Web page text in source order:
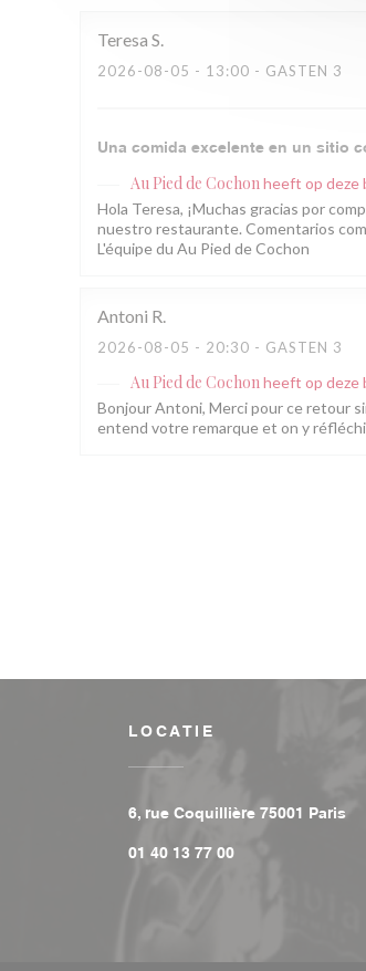
Teresa S
2026-08-05 - 13:00 - GASTEN 3
Una comida excelente en un sitio
Au Pied de Cochonheeft op deze
Hola Teresa, ¡Muchas gracias por
nuestro restaurante. Comentarios
L'équipe du Au Pied de Cochon
Antoni R
2026-08-05 - 20:30 - GASTEN 3
Au Pied de Cochonheeft op deze
Bonjour Antoni, Merci pour ce retour
entend votre remarque et on y
LOCATIE
6, rue Coquillière 75001 Paris
01 40 13 77 00